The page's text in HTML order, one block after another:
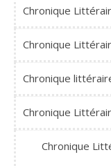
Chronique
Chronique
Chronique
Chronique
Chronique